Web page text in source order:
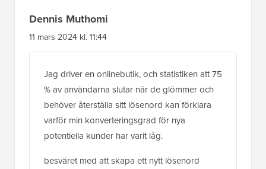
Dennis Muthomi
11 mars 2024 kl. 11:44
Jag driver en onlinebutik, och statistiken att 75
% av användarna slutar när de glömmer och
behöver återställa sitt lösenord kan förklara
varför min konverteringsgrad för nya
potentiella kunder har varit låg.
besväret med att skapa ett nytt lösenord